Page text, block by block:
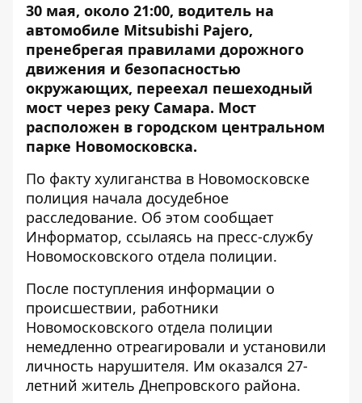
30 мая, около 21:00, водитель на
автомобиле Mitsubishi Pajero,
пренебрегая правилами дорожного
движения и безопасностью
окружающих, переехал пешеходный
мост через реку Самара. Мост
расположен в городском центральном
парке Новомосковска.
По факту хулиганства в Новомосковске
полиция начала досудебное
расследование. Об этом сообщает
Информатор, ссылаясь на пресс-службу
Новомосковского отдела полиции.
После поступления информации о
происшествии, работники
Новомосковского отдела полиции
немедленно отреагировали и установили
личность нарушителя. Им оказался 27-
летний житель Днепровского района.